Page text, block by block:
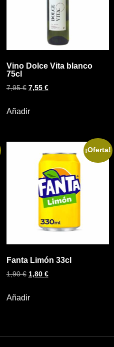
Vino Dolce Vita blanco
75cl
7,95€ 7,55 €
Añadir
¡Oferta!
Fanta Limón 33cl
1,90€ 1,80 €
Añadir